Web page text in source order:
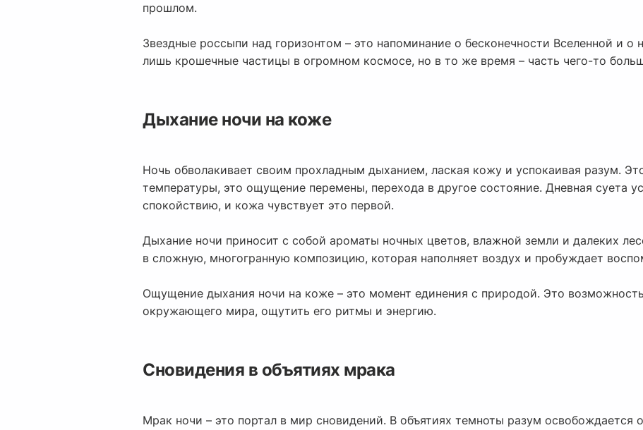
прошлом.
Звездные россыпи над горизонтом – это напоминание о бесконечности Вселенной и
лишь крошечные частицы в огромном космосе, но в то же время – часть чего-то
Дыхание ночи на коже
Ночь обволакивает своим прохладным дыханием, лаская кожу и успокаивая разум.
температуры, это ощущение перемены, перехода в другое состояние. Дневная суета
спокойствию, и кожа чувствует это первой.
Дыхание ночи приносит с собой ароматы ночных цветов, влажной земли и далеких
в сложную, многогранную композицию, которая наполняет воздух и пробуждает
Ощущение дыхания ночи на коже – это момент единения с природой. Это
окружающего мира, ощутить его ритмы и энергию.
Сновидения в объятиях мрака
Мрак ночи – это портал в мир сновидений. В объятиях темноты разум освобождается